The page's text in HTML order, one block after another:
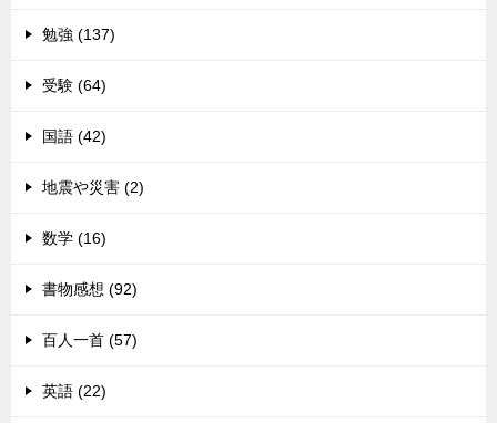
勉強 (137)
受験 (64)
国語 (42)
地震や災害 (2)
数学 (16)
書物感想 (92)
百人一首 (57)
英語 (22)